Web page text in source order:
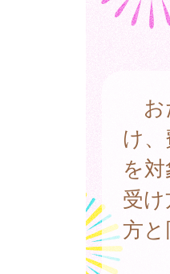
お
け
を
受
方と